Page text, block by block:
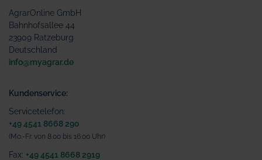
AgrarOnline GmbH
Bahnhofsallee 44
23909 Ratzeburg
Deutschland
info@myagrar.de
Kundenservice:
Servicetelefon:
+49 4541 8668 290
(Mo.-Fr. von 8.00 bis 16.00 Uhr)
Fax: +49 4541 8668 2919